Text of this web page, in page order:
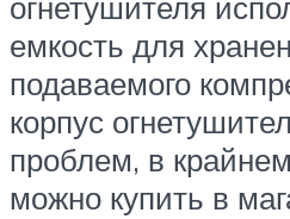
емкость для
подаваемого
корпус
проблем, в
можно купить в